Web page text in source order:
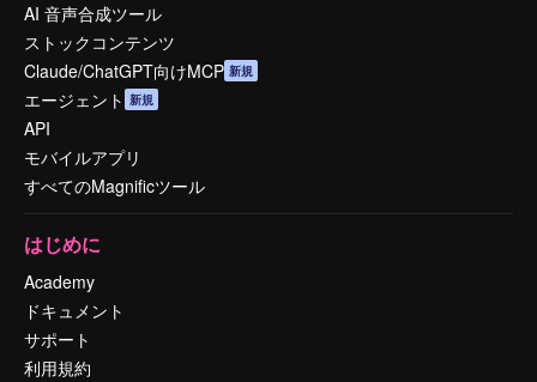
AI 音声合成ツール
ストックコンテンツ
Claude/ChatGPT向けMCP 新規
エージェント 新規
API
モバイルアプリ
すべてのMagnificツール
はじめに
Academy
ドキュメント
サポート
利用規約